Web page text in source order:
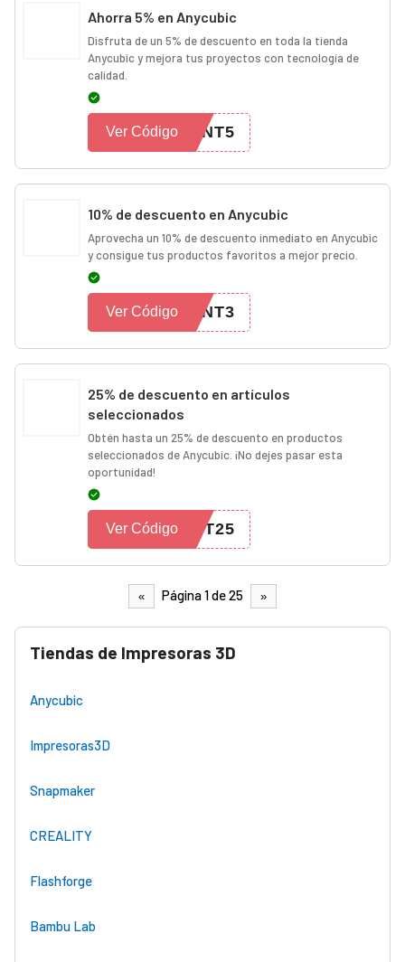
Ahorra 5% en Anycubic
Disfruta de un 5% de descuento en toda la tienda
Anycubic y mejora tus proyectos con tecnología de
calidad.
INT5
Ver Código
10% de descuento en Anycubic
Aprovecha un 10% de descuento inmediato en Anycubic
y consigue tus productos favoritos a mejor precio.
INT3
Ver Código
25% de descuento en artículos
seleccionados
Obtén hasta un 25% de descuento en productos
seleccionados de Anycubic. ¡No dejes pasar esta
oportunidad!
NT25
Ver Código
« Página 1 de 25 »
Tiendas de Impresoras 3D
Anycubic
Impresoras3D
Snapmaker
CREALITY
Flashforge
Bambu Lab